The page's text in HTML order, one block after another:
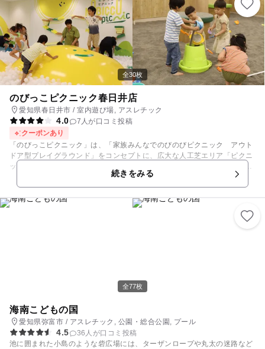
シンボルとして丘の上に建つ、世界の巨匠 岡本太郎氏制作作品「若い太
陽の塔」の展望台より濃尾平野を一望してみませんか？ そんな一日ゆっ
くりと楽しめる、家族みんなが笑顔になれる遊園地です。 詳しくは「日本
モンキーパーク」公式ホームページをご覧ください！
全30枚
のびっこピクニック春日井店
愛知県春日井市 / 室内遊び場, アスレチック
4.0
7人が口コミ投稿
クーポンあり
「のびっこピクニック」は、「家族みんなでのびのびピクニック アウト
ドア型プレイグラウンド」をコンセプトに、広大な人工芝エリア「ピクニ
ックエリア」でレジャーシートを広げ、まるで”公園ピクニック‘’のような
体験ができる新感覚のプレイグラウンドです。 時間を気にせず1日中遊べ
るリーズナブルな料金設定で、ご家族皆さまがのびのびと遊べる空間♪
「飲食物の持ち込みOK」、「保護者さまの途中交代OK」、「再入場OK」
といったサービスが充実！広々としたイートインスペースも完備し、付き
スは、飲食物持ち込み自由なのでお好きなタイミングでランチを食べた
り、おやつを食べながらおしゃべりを楽しんだりと、ゆっくり過ごすこと
ができます。 ※人工芝の「ピクニックエリア」での飲食はご遠慮くださ
い。 ◆時間を気にせずたっぷり遊べる、お得な「1日パック」 地域最安値
を目指したお得な料金で、「1日パック」なら追加料金を気にせず1日中た
っぷりと遊ぶことができます♪
続きをみる
全77枚
海南こどもの国
愛知県弥富市 / アスレチック, 公園・総合公園, プール
4.5
36人が口コミ投稿
池に囲まれた小島のような砦広場には、ターザンロープや丸太の迷路など